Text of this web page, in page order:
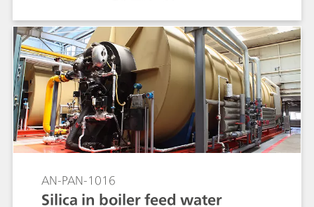
（< 50 µg/L）の正確な測定が可能です。
AN-PAN-1016
Silica in boiler feed water